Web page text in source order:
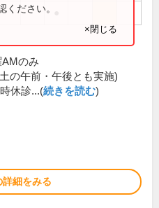
ください。
×閉じる
AMのみ
の午前・午後とも実施)
休診...(続きを読む)
詳細をみる